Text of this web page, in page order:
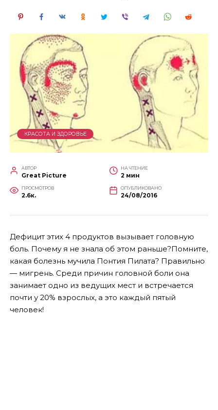
КРАСОТА И ЗДОРОВЬЕ
АВТОР
Great Picture
НА ЧТЕНИЕ
2 мин
ПРОСМОТРОВ
2.6к.
ОПУБЛИКОВАНО
24/08/2016
Дефицит этих 4 продуктов вызывает головную
боль. Почему я не знала об этом раньше?Помните,
какая болезнь мучила Понтия Пилата? Правильно
— мигрень. Среди причин головной боли она
занимает одно из ведущих мест и встречается
почти у 20% взрослых, а это каждый пятый
человек!